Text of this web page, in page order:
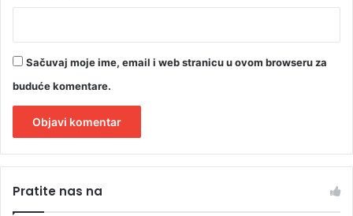
Sačuvaj moje ime, email i web stranicu u ovom browseru za
buduće komentare.
tPratite nas na